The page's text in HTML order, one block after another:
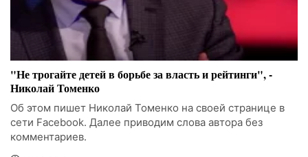
"Не трогайте детей в борьбе за власть и рейтинги", -
Николай Томенко
Об этом пишет Николай Томенко на своей странице в
сети Facebook. Далее приводим слова автора без
комментариев.